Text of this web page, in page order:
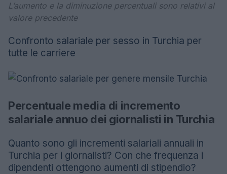
L’aumento e la diminuzione percentuali sono relativi al
valore precedente
Confronto salariale per sesso in Turchia per
tutte le carriere
Percentuale media di incremento
salariale annuo dei giornalisti in Turchia
Quanto sono gli incrementi salariali annuali in
Turchia per i giornalisti? Con che frequenza i
dipendenti ottengono aumenti di stipendio?